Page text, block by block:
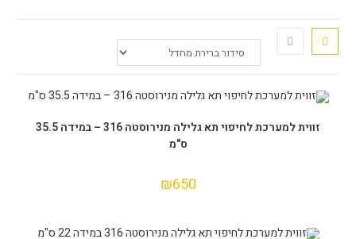
הוספה לסל
זווית למערכת לחיפוי תא גלילה מנירוסטה 316 – במידה 35.5
ס"מ
₪650